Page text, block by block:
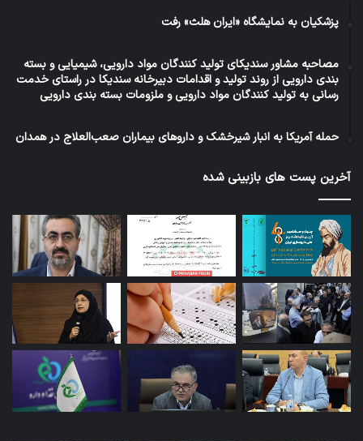
پزشکیان به نمایشگاه «ایران هلث» رفت
مصاحبه مشاور سندیکای تولید کنندگان مواد دارویی، شیمیایی و بسته
بندی دارویی از روند تولید و اقدامات دبیرخانه سندیکا در راستای خدمت
رسانی به تولید کنندگان مواد دارویی و ملزومات بسته بندی دارویی
حمله آمریکا به انبار شیرخشک و داروهای بیماران صعب‌العلاج در همدان
آخرین پست های بازبینی شده